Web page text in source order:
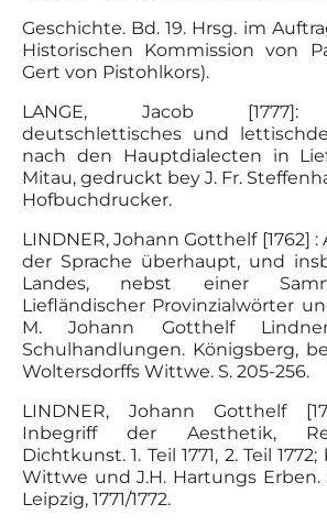
Geschichte. Bd. 19. Hrsg. im
Historischen Kommission von
Gert von Pistohlkors).
LANGE, Jacob [1777]:
deutschlettisches und
nach den Hauptdialecten in
Mitau, gedruckt bey J. Fr.
Hofbuchdrucker.
LINDNER, Johann Gotthelf [1762]
der Sprache überhaupt, und
Landes, nebst einer
Liefländischer Provinzialwörter
M. Johann Gotthelf
Schulhandlungen. Königsberg,
Woltersdorffs Wittwe. S. 205-256.
LINDNER, Johann Gotthelf
Inbegriff der Aesthetik,
Dichtkunst. 1. Teil 1771, 2. Teil
Wittwe und J.H. Hartungs
Leipzig, 1771/1772.